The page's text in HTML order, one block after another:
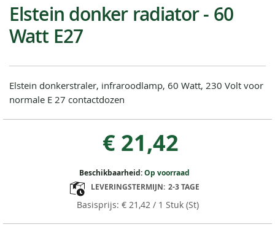
begin
van
de
gallerij
Elstein donker radiator - 60
Watt E27
Elstein donkerstraler, infraroodlamp, 60 Watt, 230 Volt voor
normale E 27 contactdozen
€ 21,42
€ 21,42/ 1 Stuk (St)
Beschikbaarheid:Op voorraad
LEVERINGSTERMIJN: 2-3 TAGE